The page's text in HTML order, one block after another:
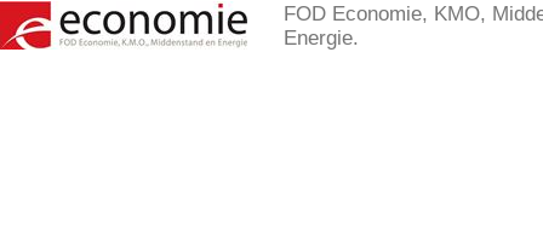
FOD Economie, KMO,
Energie.